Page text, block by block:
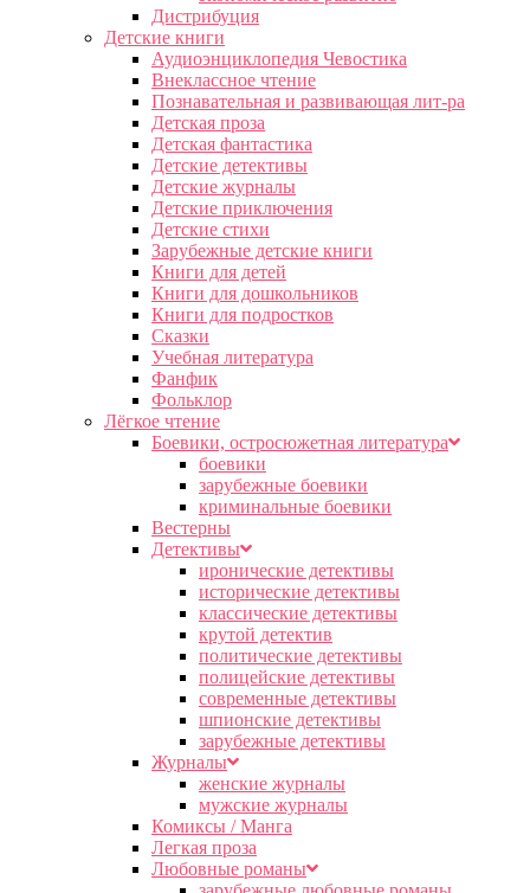
Дистрибуция
Детские книги
Аудиоэнциклопедия Чевостика
Внеклассное чтение
Познавательная и развивающая лит-ра
Детская проза
Детская фантастика
Детские детективы
Детские журналы
Детские приключения
Детские стихи
Зарубежные детские книги
Книги для детей
Книги для дошкольников
Книги для подростков
Сказки
Учебная литература
Фанфик
Фольклор
Лёгкое чтение
Боевики, остросюжетная литература
боевики
зарубежные боевики
криминальные боевики
Вестерны
Детективы
иронические детективы
исторические детективы
классические детективы
крутой детектив
политические детективы
полицейские детективы
современные детективы
шпионские детективы
зарубежные детективы
Журналы
женские журналы
мужские журналы
Комиксы / Манга
Легкая проза
Любовные романы